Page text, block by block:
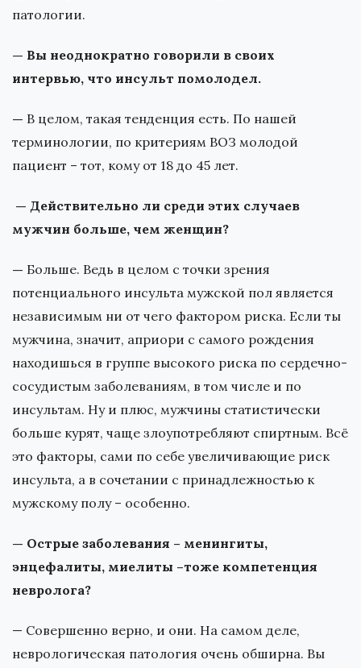
патологии.
— Вы неоднократно говорили в своих
интервью, что инсульт помолодел.
— В целом, такая тенденция есть. По нашей
терминологии, по критериям ВОЗ молодой
пациент – тот, кому от 18 до 45 лет.
— Действительно ли среди этих случаев
мужчин больше, чем женщин?
— Больше. Ведь в целом с точки зрения
потенциального инсульта мужской пол является
независимым ни от чего фактором риска. Если ты
мужчина, значит, априори с самого рождения
находишься в группе высокого риска по сердечно-
сосудистым заболеваниям, в том числе и по
инсультам. Ну и плюс, мужчины статистически
больше курят, чаще злоупотребляют спиртным. Всё
это факторы, сами по себе увеличивающие риск
инсульта, а в сочетании с принадлежностью к
мужскому полу – особенно.
— Острые заболевания – менингиты,
энцефалиты, миелиты –тоже компетенция
невролога?
— Совершенно верно, и они. На самом деле,
неврологическая патология очень обширна. Вы